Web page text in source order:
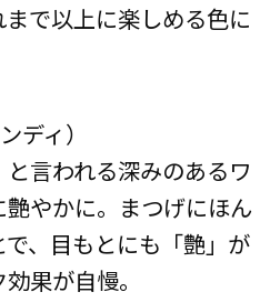
で以上に楽しめる色に
ディ）
と言われる深みのあるワ
やかに。まつげにほん
、目もとにも「艶」が
果が自慢。